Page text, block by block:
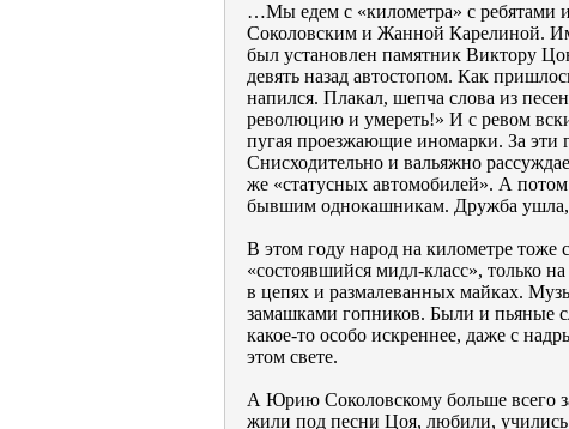
…Мы едем с «километра» с
Соколовским и Жанной Карелиной.
был установлен памятник Виктору
девять назад автостопом. Как
напился. Плакал, шепча слова из
революцию и умереть!» И с ревом
пугая проезжающие иномарки. За эти
Снисходительно и вальяжно
же «статусных автомобилей». А
бывшим однокашникам. Дружба ушла,
В этом году народ на километре
«состоявшийся мидл-класс», только
в цепях и размалеванных майках.
замашками гопников. Были и пьяные
какое-то особо искреннее, даже с
этом свете.
А Юрию Соколовскому больше всего
жили под песни Цоя, любили,